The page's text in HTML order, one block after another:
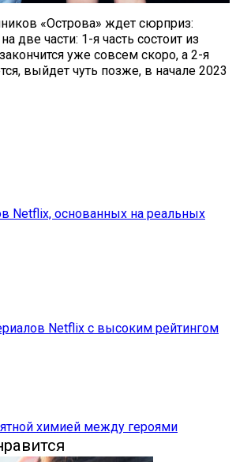
«Острова» ждет сюрприз:
две части: 1-я часть состоит из
уже совсем скоро, а 2-я
выйдет чуть позже, в начале 2023
Netflix, основанных на реальных
Netflix с высоким рейтингом
химией между героями